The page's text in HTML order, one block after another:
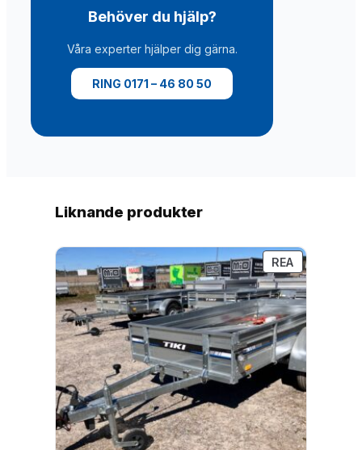
Behöver du hjälp?
Våra experter hjälper dig gärna.
RING 0171 – 46 80 50
Liknande produkter
REA
PÅ
REA